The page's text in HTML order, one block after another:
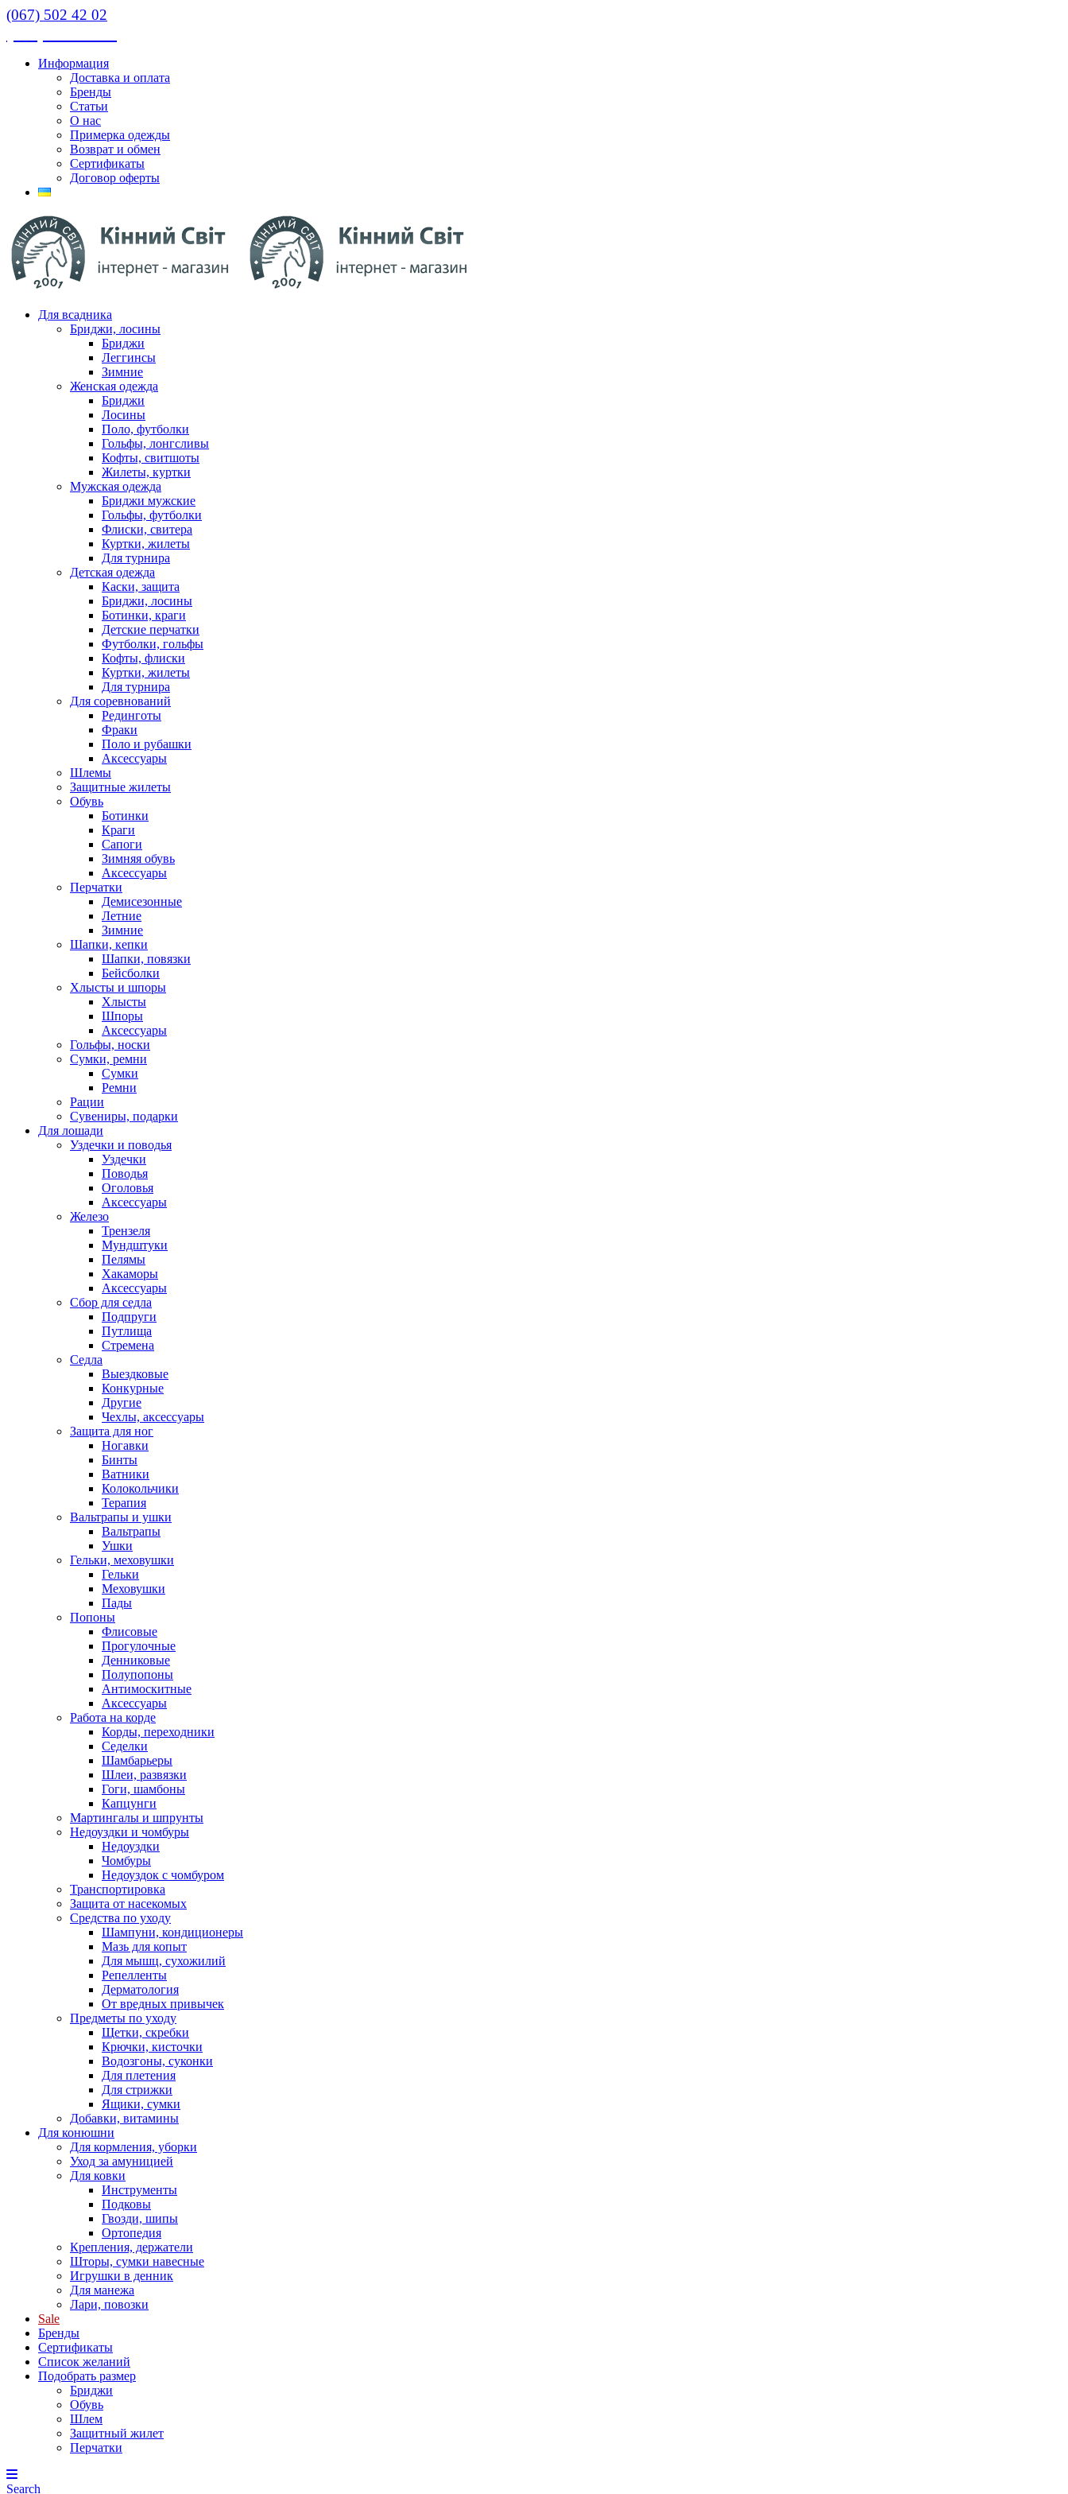
(067) 502 42 02
Информация
Доставка и оплата
Бренды
Статьи
О нас
Примерка одежды
Возврат и обмен
Сертификаты
Договор оферты
Для всадника
Бриджи, лосины
Бриджи
Леггинсы
Зимние
Женская одежда
Бриджи
Лосины
Поло, футболки
Гольфы, лонгсливы
Кофты, свитшоты
Жилеты, куртки
Мужская одежда
Бриджи мужские
Гольфы, футболки
Флиски, свитера
Куртки, жилеты
Для турнира
Детская одежда
Каски, защита
Бриджи, лосины
Ботинки, краги
Детские перчатки
Футболки, гольфы
Кофты, флиски
Куртки, жилеты
Для турнира
Для соревнований
Рединготы
Фраки
Поло и рубашки
Аксессуары
Шлемы
Защитные жилеты
Обувь
Ботинки
Краги
Сапоги
Зимняя обувь
Аксессуары
Перчатки
Демисезонные
Летние
Зимние
Шапки, кепки
Шапки, повязки
Бейсболки
Хлысты и шпоры
Хлысты
Шпоры
Аксессуары
Гольфы, носки
Сумки, ремни
Сумки
Ремни
Рации
Сувениры, подарки
Для лошади
Уздечки и поводья
Уздечки
Поводья
Оголовья
Аксессуары
Железо
Трензеля
Мундштуки
Пелямы
Хакаморы
Аксессуары
Сбор для седла
Подпруги
Путлища
Стремена
Седла
Выездковые
Конкурные
Другие
Чехлы, аксессуары
Защита для ног
Ногавки
Бинты
Ватники
Колокольчики
Терапия
Вальтрапы и ушки
Вальтрапы
Ушки
Гельки, меховушки
Гельки
Меховушки
Пады
Попоны
Флисовые
Прогулочные
Денниковые
Полупопоны
Антимоскитные
Аксессуары
Работа на корде
Корды, переходники
Седелки
Шамбарьеры
Шлеи, развязки
Гоги, шамбоны
Капцунги
Мартингалы и шпрунты
Недоуздки и чомбуры
Недоуздки
Чомбуры
Недоуздок с чомбуром
Транспортировка
Защита от насекомых
Средства по уходу
Шампуни, кондиционеры
Мазь для копыт
Для мышц, сухожилий
Репелленты
Дерматология
От вредных привычек
Предметы по уходу
Щетки, скребки
Крючки, кисточки
Водозгоны, суконки
Для плетения
Для стрижки
Ящики, сумки
Добавки, витамины
Для конюшни
Для кормления, уборки
Уход за амуницией
Для ковки
Инструменты
Подковы
Гвозди, шипы
Ортопедия
Крепления, держатели
Шторы, сумки навесные
Игрушки в денник
Для манежа
Лари, повозки
Sale
Бренды
Сертификаты
Список желаний
Подобрать размер
Бриджи
Обувь
Шлем
Защитный жилет
Перчатки
Search